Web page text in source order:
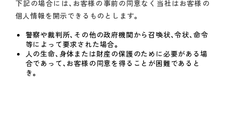
下記の場合には、お客様の事前の同意なく当社はお客様の
個人情報を開示できるものとします。
警察や裁判所、その他の政府機関から召喚状、令状、命令
等によって要求された場合。
人の生命、身体または財産の保護のために必要がある場
合であって、お客様の同意を得ることが困難であると
き。